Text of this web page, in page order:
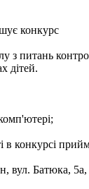
конкурс
з питань
дітей.
в конкурсі
вул. Батюка,